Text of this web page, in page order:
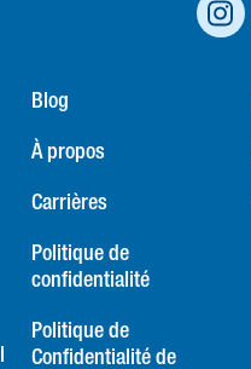
Blog
À propos
Carrières
Politique de
confidentialité
Politique de
Confidentialité de